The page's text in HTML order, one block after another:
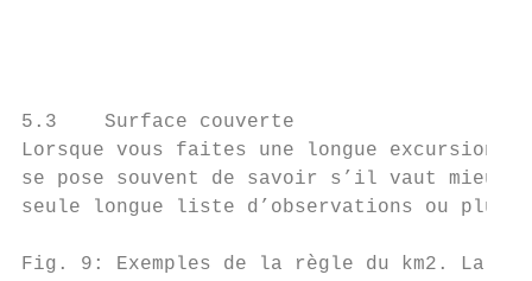
5.3    Surface couverte
Lorsque vous faites une longue
se pose souvent de savoir s’il vaut
seule longue liste d’observations ou
Fig. 9: Exemples de la règle du km2. La